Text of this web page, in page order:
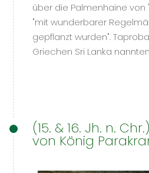
über die Palmenhaine von
"mit wunderbarer
gepflanzt wurden".
Griechen Sri Lanka
(15. & 16. Jh. n.
von König